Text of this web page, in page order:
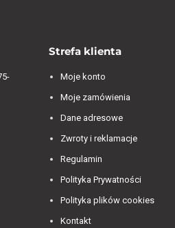
Strefa klienta
Moje konto
Moje zamówienia
Dane adresowe
Zwroty i reklamacje
Regulamin
Polityka Prywatności
Polityka plików cookies
Kontakt